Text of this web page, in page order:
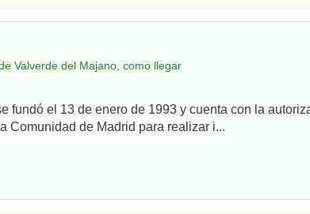
Valverde del Majano, como llegar
fundó el 13 de enero de 1993 y cuenta con la
Comunidad de Madrid para realizar i...